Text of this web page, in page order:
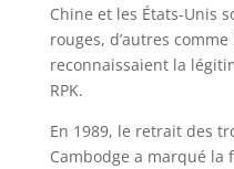
Chine et les États-Unis
rouges, d’autres
reconnaissaient la
RPK.
En 1989, le retrait des
Cambodge a marqué la